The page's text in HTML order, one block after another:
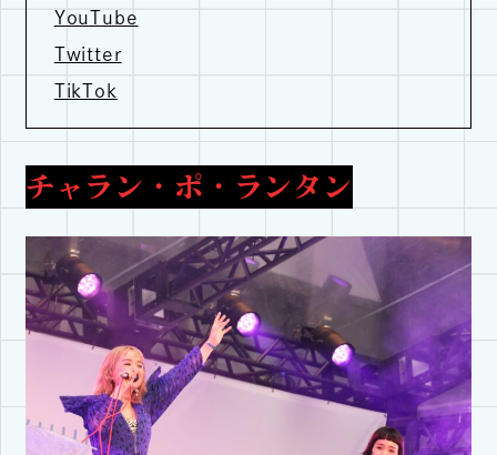
YouTube
Twitter
TikTok
チャラン・ポ・ランタン